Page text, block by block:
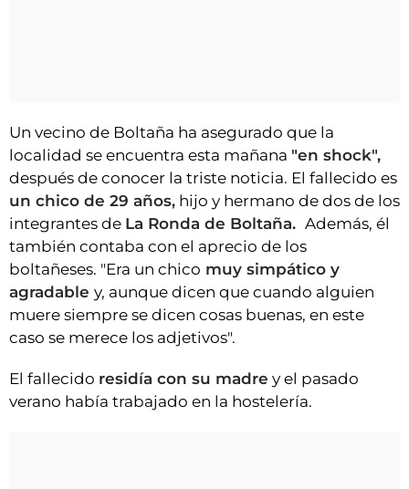
Un vecino de Boltaña ha asegurado que la
localidad se encuentra esta mañana "en shock",
después de conocer la triste noticia. El fallecido es
un chico de 29 años, hijo y hermano de dos de los
integrantes de La Ronda de Boltaña. Además, él
también contaba con el aprecio de los
boltañeses. "Era un chico muy simpático y
agradable y, aunque dicen que cuando alguien
muere siempre se dicen cosas buenas, en este
caso se merece los adjetivos".
El fallecido residía con su madre y el pasado
verano había trabajado en la hostelería.